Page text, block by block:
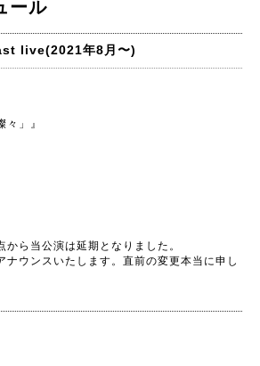
ール
live(2021年8月〜)
々」』
から当公演は延期となりました。
ナウンスいたします。直前の変更本当に申し